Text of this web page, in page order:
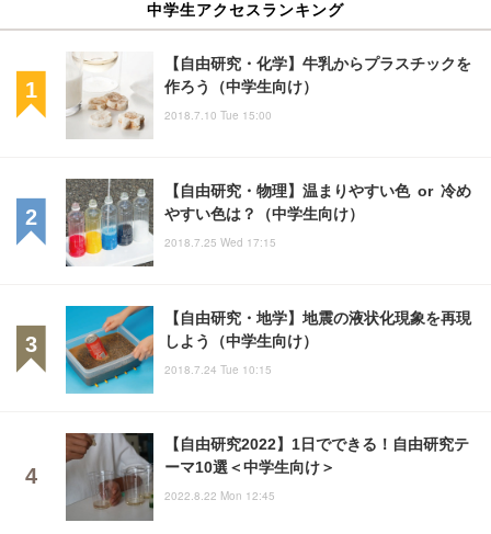
中学生アクセスランキング
【自由研究・化学】牛乳からプラスチックを
作ろう（中学生向け）
2018.7.10 Tue 15:00
【自由研究・物理】温まりやすい色 or 冷め
やすい色は？（中学生向け）
2018.7.25 Wed 17:15
【自由研究・地学】地震の液状化現象を再現
しよう（中学生向け）
2018.7.24 Tue 10:15
【自由研究2022】1日でできる！自由研究テ
ーマ10選＜中学生向け＞
2022.8.22 Mon 12:45